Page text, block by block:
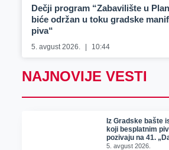
Dečji program “Zabavilište u
biće održan u toku gradske
piva“
5. avgust 2026. 10:44
NAJNOVIJE VESTI
Iz Gradske bašte
koji besplatnim
pozivaju na 41.
5. avgust 2026.